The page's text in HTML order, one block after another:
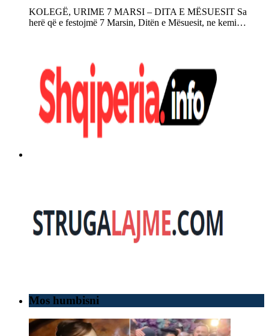
KOLEGË, URIME 7 MARSI – DITA E MËSUESIT Sa
herë që e festojmë 7 Marsin, Ditën e Mësuesit, ne kemi…
Mos humbisni